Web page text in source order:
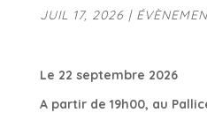
JUIL 17, 2026 |
Le 22 septembre 2026
A partir de 19h00, au